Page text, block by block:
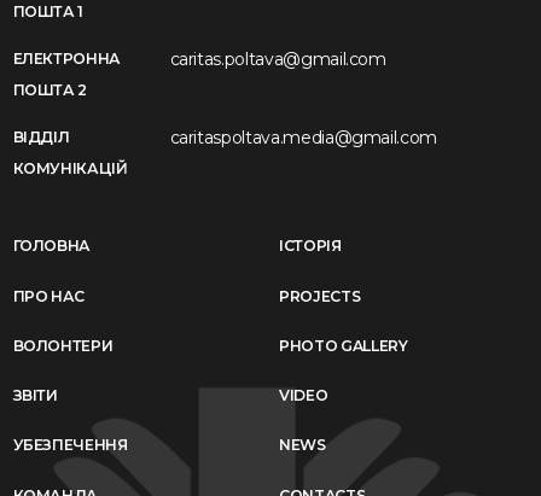
ПОШТА 1
ЕЛЕКТРОННА
ПОШТА 2
caritas.poltava@gmail.com
ВІДДІЛ
КОМУНІКАЦІЙ
caritaspoltava.media@gmail.com
ГОЛОВНА
ПРО НАС
ВОЛОНТЕРИ
ЗВІТИ
УБЕЗПЕЧЕННЯ
ІСТОРІЯ
PROJECTS
PHOTO GALLERY
VIDEO
NEWS